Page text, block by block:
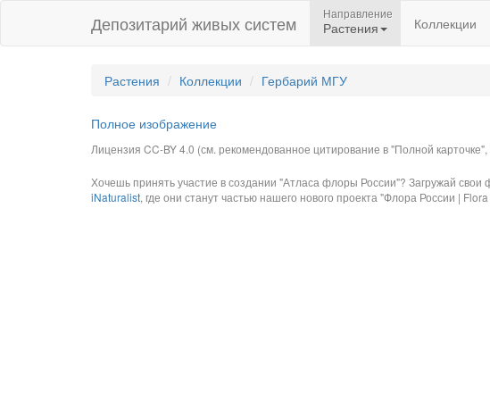
Депозитарий живых систем Направление
Растения Коллекции
Растения Коллекции Гербарий МГУ
Полное изображение
Лицензия CC-BY 4.0 (см. рекомендованное цитирование в "Полной
Хочешь принять участие в создании "Атласа флоры России"? Загружай
iNaturalist, где они станут частью нашего нового проекта "Флора России |